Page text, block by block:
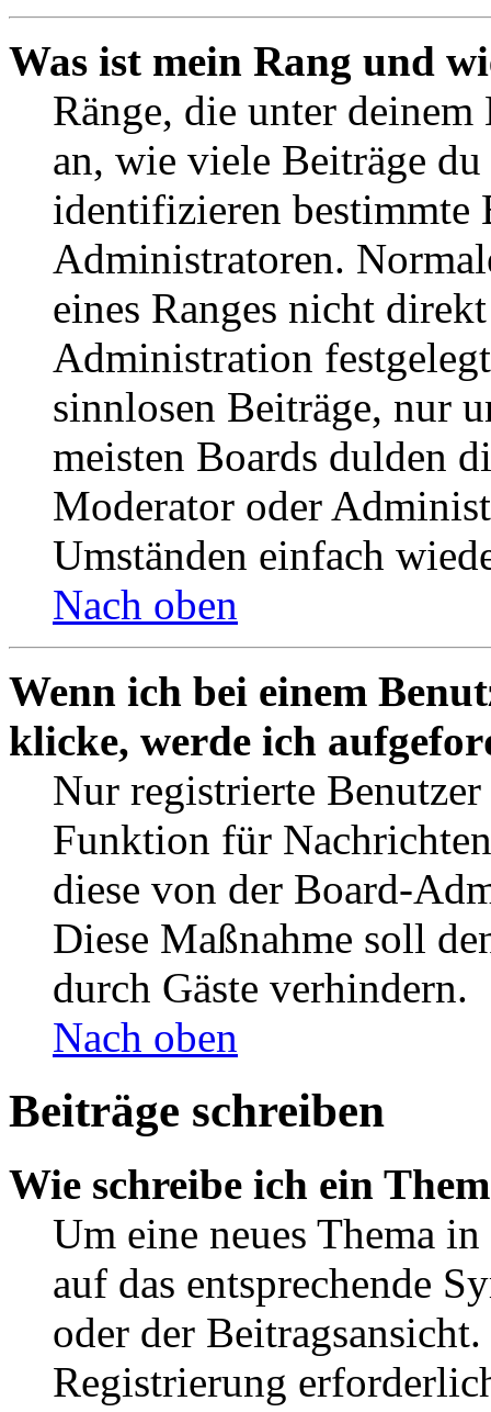
Was ist mein Rang und
Ränge, die unter deinem
an, wie viele Beiträge
identifizieren bestimmte
Administratoren.
eines Ranges nicht
Administration
sinnlosen Beiträge, nur
meisten Boards dulden
Moderator oder
Umständen einfach
Nach oben
Wenn ich bei einem
klicke, werde ich
Nur registrierte
Funktion für
diese von der Board-
Diese Maßnahme soll
durch Gäste verhindern.
Nach oben
Beiträge schreiben
Wie schreibe ich ein
Um eine neues Thema
auf das entsprechende
oder der
Registrierung